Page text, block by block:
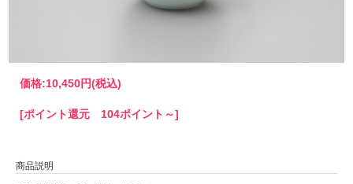
価格:10,450円(税込)
[ポイント還元 104ポイント～]
商品説明